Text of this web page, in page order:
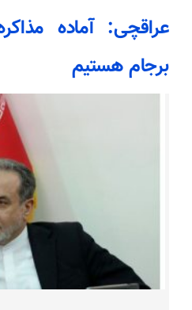
عراقچی: آماده
برجام هستیم